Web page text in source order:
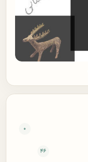
۰
۴۶